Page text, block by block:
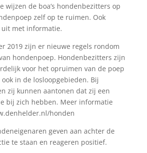
wijzen de boa’s hondenbezitters op
zelf op te ruimen. Ook
met informatie.
2019 zijn er nieuwe regels rondom
hondenpoep. Hondenbezitters zijn
voor het opruimen van de poep
in de losloopgebieden. Bij
zij kunnen aantonen dat zij een
bij zich hebben. Meer informatie
honden
geven aan achter de
te staan en reageren positief.